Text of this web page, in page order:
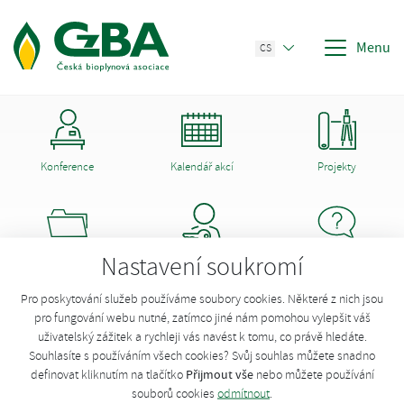
Nastavení soukromí
Pro poskytování služeb používáme soubory cookies. Některé z nich jsou
pro fungování webu nutné, zatímco jiné nám pomohou vylepšit váš
uživatelský zážitek a rychleji vás navést k tomu, co právě hledáte.
Souhlasíte s používáním všech cookies? Svůj souhlas můžete snadno
definovat kliknutím na tlačítko Přijmout všenebo můžete používání
souborů cookies odmítnout.
CS Menu
Konference Kalendář akcí Projekty
Dokumenty CzBA Členství
Odhlášení z newsletteru
Váš e-mail není v databázi pro odesílání newsletteru.